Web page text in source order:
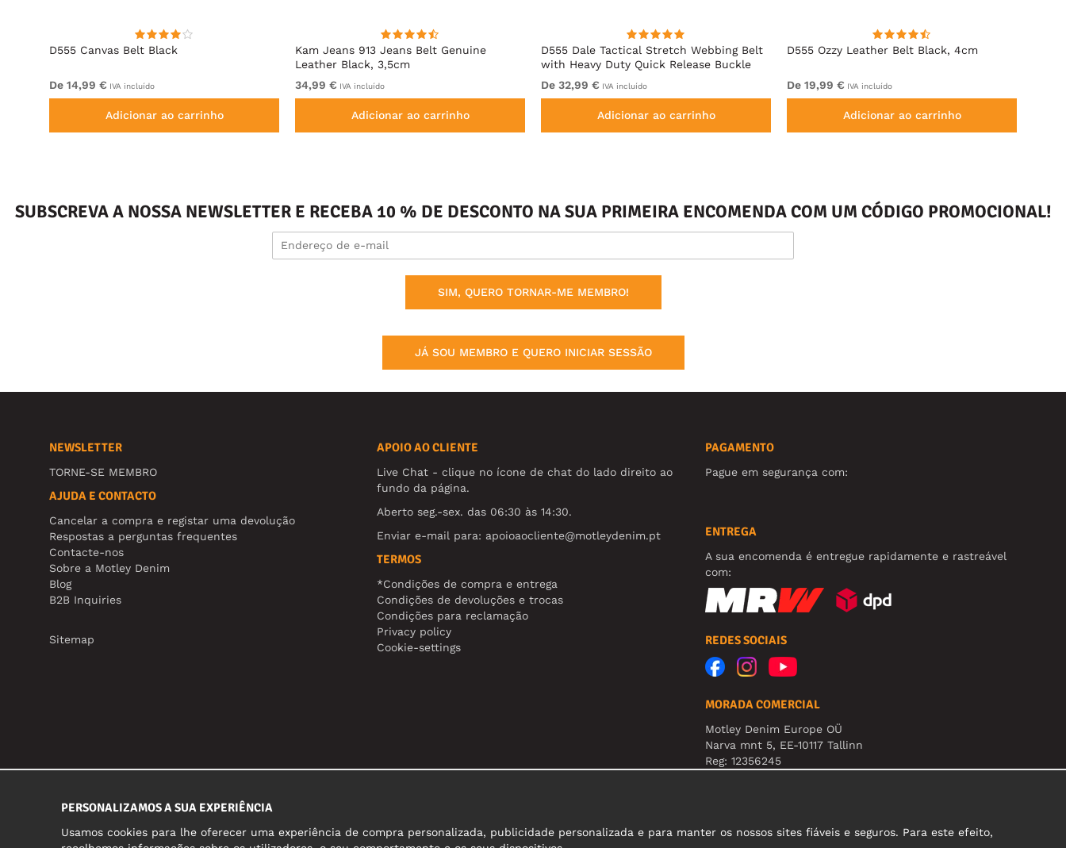
D555 Canvas Belt Black
De 14,99 € IVA incluído
Adicionar ao carrinho
Kam Jeans 913 Jeans Belt Genuine
Leather Black, 3,5cm
34,99 € IVA incluído
Adicionar ao carrinho
D555 Dale Tactical Stretch Webbing Belt
with Heavy Duty Quick Release Buckle
Black
De 32,99 € IVA incluído
Adicionar ao carrinho
D555 Ozzy Leather Belt Black, 4cm
De 19,99 € IVA incluído
Adicionar ao carrinho
SUBSCREVA A NOSSA NEWSLETTER E RECEBA 10 % DE DESCONTO NA SUA PRIMEIRA ENCOMENDA COM UM CÓDIGO PROMOCIONAL!
SIM, QUERO TORNAR-ME MEMBRO!
JÁ SOU MEMBRO E QUERO INICIAR SESSÃO
NEWSLETTER
TORNE-SE MEMBRO
AJUDA E CONTACTO
Cancelar a compra e registar uma devolução
Respostas a perguntas frequentes
Contacte-nos
Sobre a Motley Denim
Blog
B2B Inquiries
Sitemap
APOIO AO CLIENTE
Live Chat - clique no ícone de chat do lado direito ao
fundo da página.
Aberto seg.-sex. das 06:30 às 14:30.
Enviar e-mail para: apoioaocliente@motleydenim.pt
TERMOS
*Condições de compra e entrega
Condições de devoluções e trocas
Condições para reclamação
Privacy policy
Cookie-settings
PAGAMENTO
Pague em segurança com:
ENTREGA
A sua encomenda é entregue rapidamente e rastreável
com:
REDES SOCIAIS
MORADA COMERCIAL
Motley Denim Europe OÜ
Narva mnt 5, EE-10117 Tallinn
Reg: 12356245
PERSONALIZAMOS A SUA EXPERIÊNCIA
Usamos cookies para lhe oferecer uma experiência de compra personalizada, publicidade personalizada e para manter os nossos sites fiáveis e seguros. Para este efeito,